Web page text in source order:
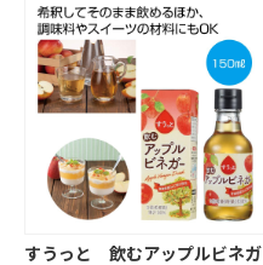
すうっと 飲むアップルビネガ